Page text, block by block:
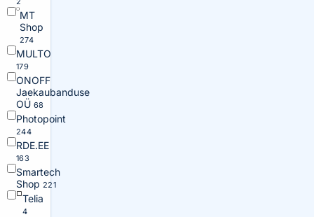
MT
Shop
274
MULTO
179
ONOFF
Jaekaubanduse
OÜ 68
Photopoint
244
RDE.EE
163
Smartech
Shop 221
Telia
4